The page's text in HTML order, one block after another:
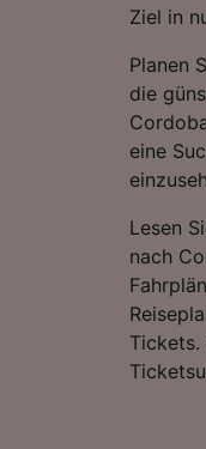
Ziel in
Planen
die
eine
Lesen
nach
Tickets.